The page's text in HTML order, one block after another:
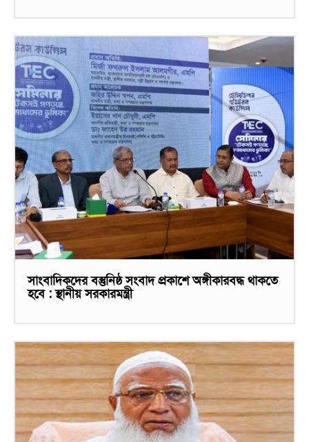
সাংবাদিকদের বস্তুনিষ্ঠ সংবাদ প্রকাশে অঙ্গীকারবদ্ধ থাকতে
হবে : স্থানীয় সরকারমন্ত্রী